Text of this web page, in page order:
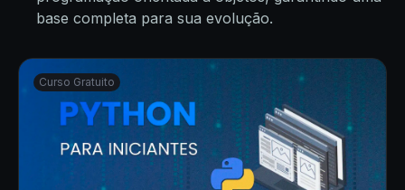
base completa para sua evolução.
Curso Gratuito